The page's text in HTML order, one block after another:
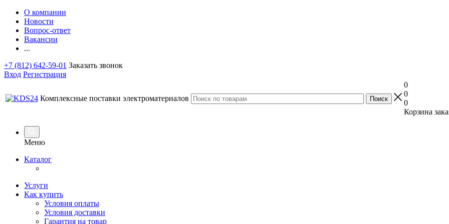
О компании
Новости
Вопрос-ответ
Вакансии
...
+7 (812) 642-59-01 Заказать звонок
Вход Регистрация
Комплексные поставки электроматериалов
0
0
0
Корзина
Меню
Каталог
Услуги
Как купить
Условия оплаты
Условия доставки
Гарантия на товар